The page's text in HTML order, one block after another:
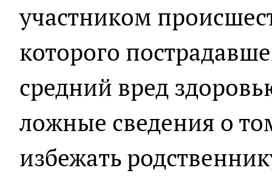
участником
которого
средний вред
ложные сведения о
избежать